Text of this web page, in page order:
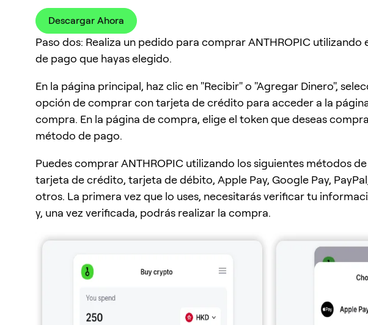
Descargar Ahora
Paso dos: Realiza un pedido para comprar ANTHROPIC utilizando
de pago que hayas elegido.
En la página principal, haz clic en "Recibir" o "Agregar Dinero",
opción de comprar con tarjeta de crédito para acceder a la
compra. En la página de compra, elige el token que deseas
método de pago.
Puedes comprar ANTHROPIC utilizando los siguientes métodos
tarjeta de crédito, tarjeta de débito, Apple Pay, Google Pay,
otros. La primera vez que lo uses, necesitarás verificar tu
y, una vez verificada, podrás realizar la compra.